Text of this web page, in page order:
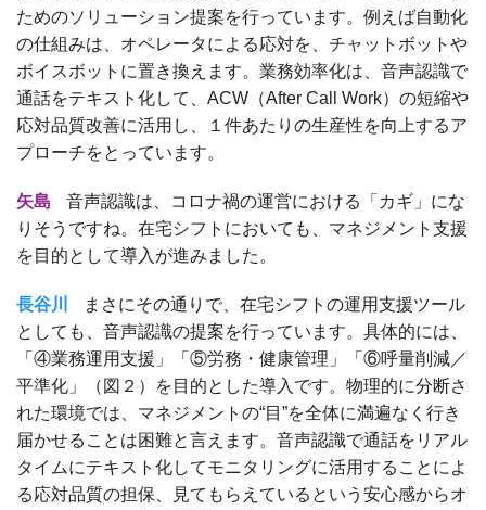
ためのソリューション提案を行っています。例えば自動化
の仕組みは、オペレータによる応対を、チャットボットや
ボイスボットに置き換えます。業務効率化は、音声認識で
通話をテキスト化して、ACW（After Call Work）の短縮や
応対品質改善に活用し、１件あたりの生産性を向上するア
プローチをとっています。
矢島
音声認識は、コロナ禍の運営における「カギ」にな
りそうですね。在宅シフトにおいても、マネジメント支援
を目的として導入が進みました。
長谷川
まさにその通りで、在宅シフトの運用支援ツール
としても、音声認識の提案を行っています。具体的には、
「④業務運用支援」「⑤労務・健康管理」「⑥呼量削減／
平準化」（図２）を目的とした導入です。物理的に分断さ
れた環境では、マネジメントの“目”を全体に満遍なく行き
届かせることは困難と言えます。音声認識で通話をリアル
タイムにテキスト化してモニタリングに活用することによ
る応対品質の担保、見てもらえているという安心感からオ